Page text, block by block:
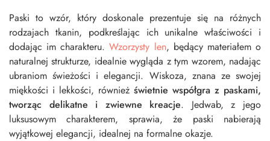
Paski to wzór, który doskonale prezentuje się na różnych
rodzajach tkanin, podkreślając ich unikalne właściwości i
dodając im charakteru.Wzorzysty len, będący materiałem o
naturalnej strukturze, idealnie wygląda z tym wzorem, nadając
ubraniom świeżości i elegancji. Wiskoza, znana ze swojej
miękkości i lekkości, również świetnie współgra z paskami,
tworząc delikatne i zwiewne kreacje. Jedwab, z jego
luksusowym charakterem, sprawia, że paski nabierają
wyjątkowej elegancji, idealnej na formalne okazje.